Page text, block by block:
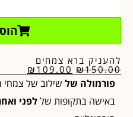
להעניק ברא צמחים
₪150.00
₪ 109.00
פורמולה של שילוב של צמחי
באישה בתקופות שללפני